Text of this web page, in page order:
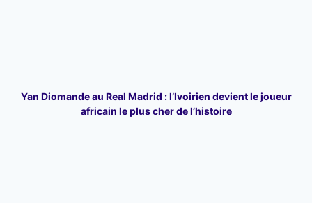
Yan Diomande au Real Madrid : l’Ivoirien devient le joueur
africain le plus cher de l’histoire